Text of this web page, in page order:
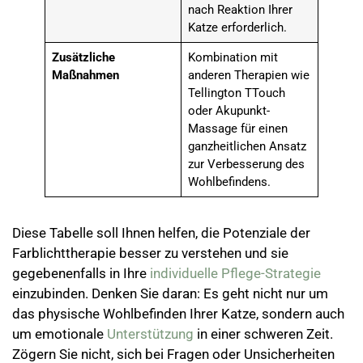
nach Reaktion Ihrer
Katze erforderlich.
Zusätzliche
Maßnahmen
Kombination mit
anderen Therapien wie
Tellington TTouch
oder Akupunkt-
Massage für einen
ganzheitlichen Ansatz
zur Verbesserung des
Wohlbefindens.
Diese Tabelle soll Ihnen helfen, die Potenziale der
Farblichttherapie besser zu verstehen und sie
gegebenenfalls in Ihre individuelle Pflege-Strategie
einzubinden. Denken Sie daran: Es geht nicht nur um
das physische Wohlbefinden Ihrer Katze, sondern auch
um emotionale Unterstützung in einer schweren Zeit.
Zögern Sie nicht, sich bei Fragen oder Unsicherheiten